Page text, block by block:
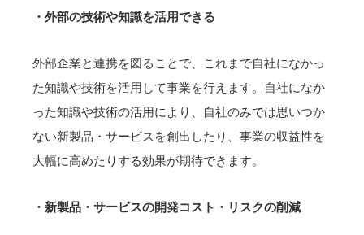
・外部の技術や知識を活用できる
外部企業と連携を図ることで、これまで自社になかっ
た知識や技術を活用して事業を行えます。自社になか
った知識や技術の活用により、自社のみでは思いつか
ない新製品・サービスを創出したり、事業の収益性を
大幅に高めたりする効果が期待できます。
・新製品・サービスの開発コスト・リスクの削減